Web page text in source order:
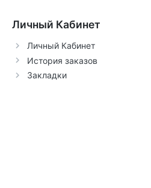
Личный Кабинет
Личный Кабинет
История заказов
Закладки